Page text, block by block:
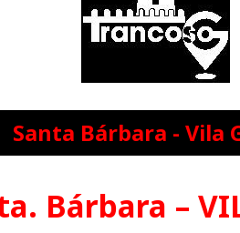
Santa Bárbara - Vila
Bárbara –